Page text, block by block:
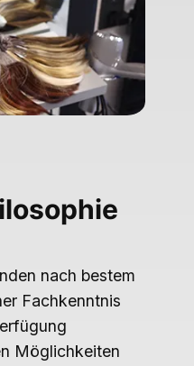
nach bestem
Fachkenntnis
Möglichkeiten